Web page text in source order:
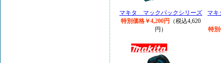
マキタ マックパックシリーズ
特別価格￥4,200円
（税込4,620
円）
マキ
特別